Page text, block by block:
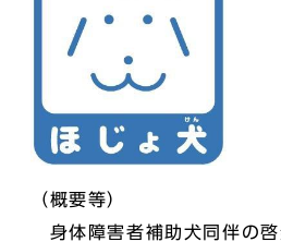
（概要等）
身体障害者補助犬同伴の